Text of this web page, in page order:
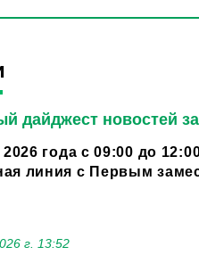
дайджест новостей за
2026 года с 09:00 до
линия с Первым
г. 13:52